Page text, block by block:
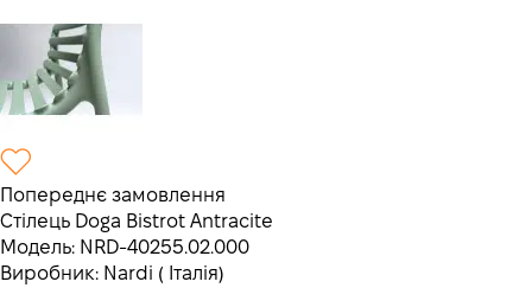
Попереднє замовлення
Стілець Doga Bistrot Antracite
Модель: NRD-40255.02.000
Виробник: Nardi ( Італія)